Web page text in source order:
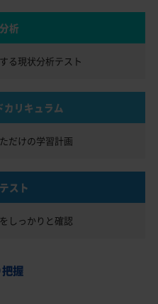
析
る現状分析テスト
カリキュラム
だけの学習計画
スト
しっかりと確認
握